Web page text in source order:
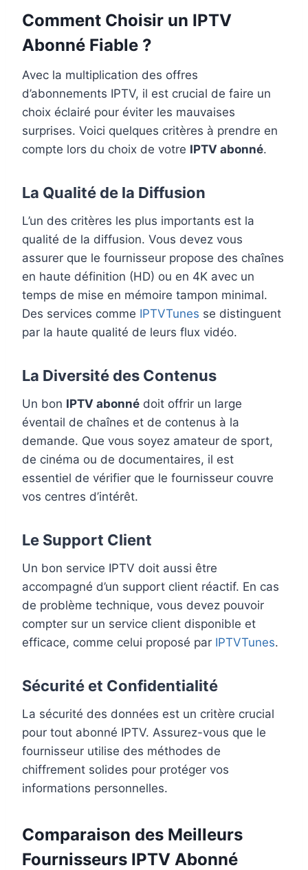
Comment Choisir un IPTV
Abonné Fiable ?
Avec la multiplication des offres
d’abonnements IPTV, il est crucial de faire un
choix éclairé pour éviter les mauvaises
surprises. Voici quelques critères à prendre en
compte lors du choix de votre IPTV abonné.
La Qualité de la Diffusion
L’un des critères les plus importants est la
qualité de la diffusion. Vous devez vous
assurer que le fournisseur propose des chaînes
en haute définition (HD) ou en 4K avec un
temps de mise en mémoire tampon minimal.
Des services comme IPTVTunes se distinguent
par la haute qualité de leurs flux vidéo.
La Diversité des Contenus
Un bon IPTV abonné doit offrir un large
éventail de chaînes et de contenus à la
demande. Que vous soyez amateur de sport,
de cinéma ou de documentaires, il est
essentiel de vérifier que le fournisseur couvre
vos centres d’intérêt.
Le Support Client
Un bon service IPTV doit aussi être
accompagné d’un support client réactif. En cas
de problème technique, vous devez pouvoir
compter sur un service client disponible et
efficace, comme celui proposé par IPTVTunes.
Sécurité et Confidentialité
La sécurité des données est un critère crucial
pour tout abonné IPTV. Assurez-vous que le
fournisseur utilise des méthodes de
chiffrement solides pour protéger vos
informations personnelles.
Comparaison des Meilleurs
Fournisseurs IPTV Abonné